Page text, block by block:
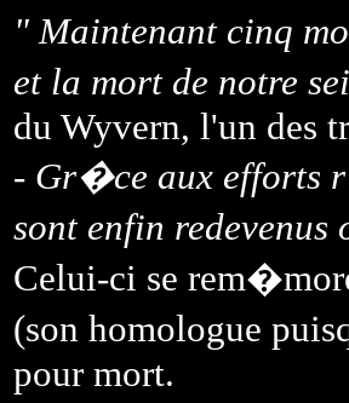
" Maintenant cinq
et la mort de notre
du Wyvern, l'un des
- Gr�ce aux efforts
sont enfin
Celui-ci se
(son homologue
pour mort.